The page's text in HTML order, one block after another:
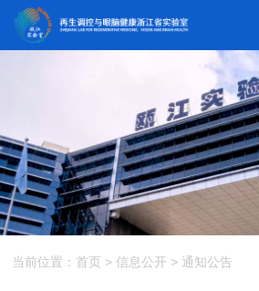
当前位置： 首页 > 信息公开 > 通知公告